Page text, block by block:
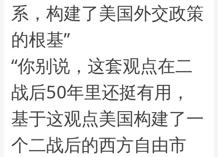
系，构建了美国外交政策
的根基”
“你别说，这套观点在二
战后50年里还挺有用，
基于这观点美国构建了一
个二战后的西方自由市